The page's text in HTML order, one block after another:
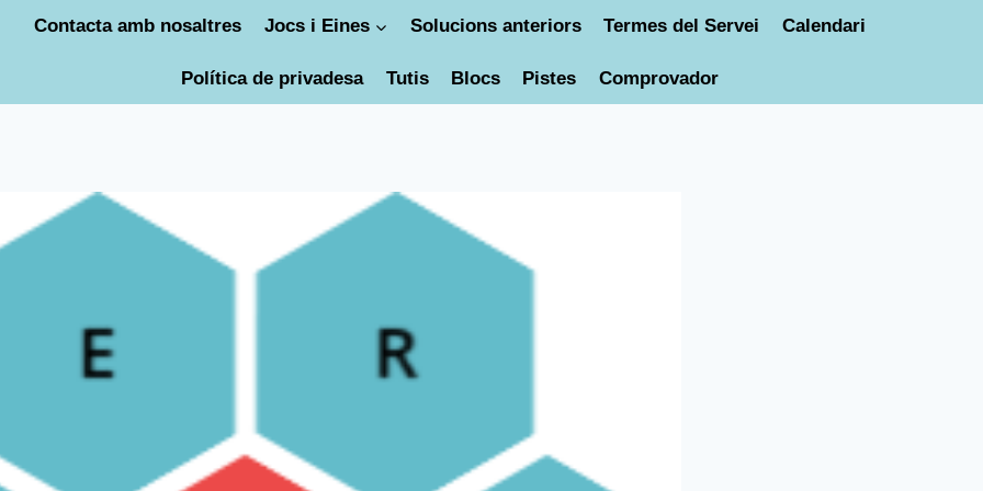
Contacta amb nosaltres Jocs i Eines Solucions anteriors Termes del Servei Calendari
Política de privadesa Tutis Blocs Pistes Comprovador